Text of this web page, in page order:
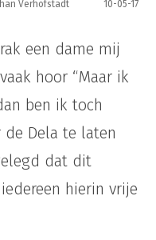
Verhofstadt 10-05-17
een dame mij
hoor “Maar ik
ben ik toch
Dela te laten
dat dit
hierin vrije